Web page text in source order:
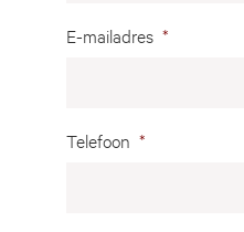
E-mailadres *
Telefoon *